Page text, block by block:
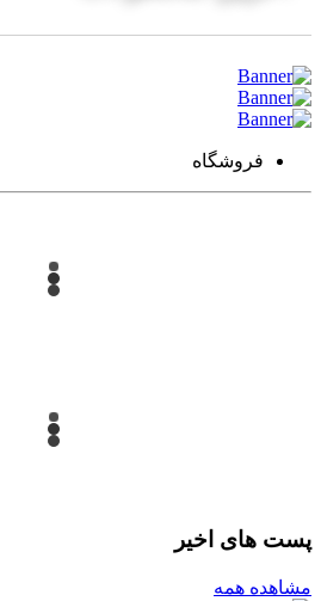
فروشگاه
پست های اخیر
مشاهده همه